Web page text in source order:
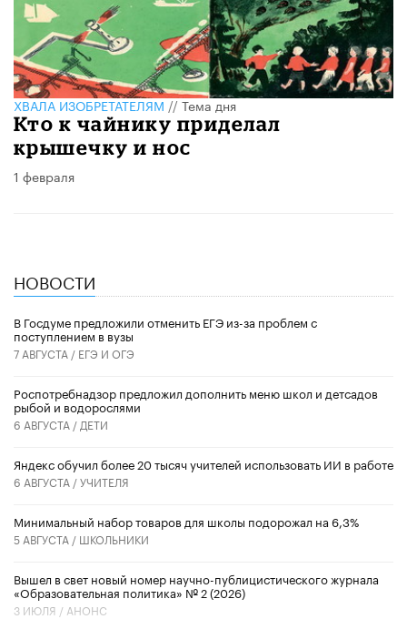
ХВАЛА ИЗОБРЕТАТЕЛЯМ//Тема дня
Кто к чайнику приделал
крышечку и нос
1 февраля
НОВОСТИ
В Госдуме предложили отменить ЕГЭ из-за проблем с
поступлением в вузы
7 АВГУСТА / ЕГЭ И ОГЭ
Роспотребнадзор предложил дополнить меню школ и детсадов
рыбой и водорослями
6 АВГУСТА / ДЕТИ
​Яндекс обучил более 20 тысяч учителей использовать ИИ в работе
6 АВГУСТА /УЧИТЕЛЯ
Минимальный набор товаров для школы подорожал на 6,3%
5 АВГУСТА / ШКОЛЬНИКИ
Вышел в свет новый номер научно-публицистического журнала
«Образовательная политика» № 2 (2026)
3 ИЮЛЯ / АНОНС